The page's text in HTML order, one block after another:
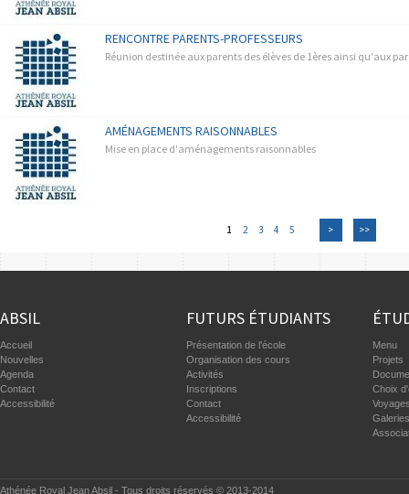
RENCONTRE PARENTS-PROFESSEURS
Réunion destinée aux parents des élèves de 1ères ainsi qu'aux
AMÉNAGEMENTS RAISONNABLES
Mise en place d'aménagements raisonnables
1 2 3 4 5 > >>
ABSIL
Accueil
Nouvelles
Agenda
Contact
Accessibilité
FUTURS ÉTUDIANTS
Présentation de l'école
Organisation des cours
Activités
Inscriptions
Contact
Accessibilité
Menu
Projets
Choix
Athénée Royal Jean Absil - Tous droits réservés © 2013-2014